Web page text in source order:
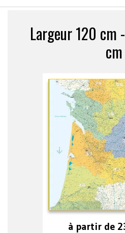
Largeur 120 cm
cm
à partir de